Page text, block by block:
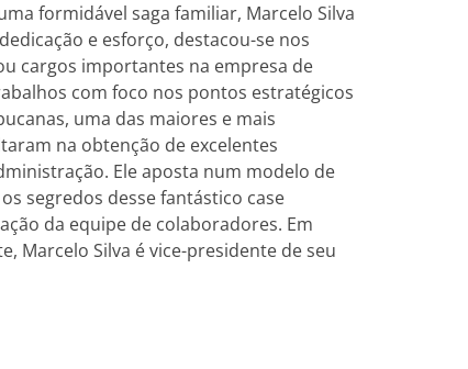
formidável saga familiar, Marcelo Silva
e esforço, destacou-se nos
cargos importantes na empresa de
com foco nos pontos estratégicos
uma das maiores e mais
na obtenção de excelentes
Ele aposta num modelo de
segredos desse fantástico case
da equipe de colaboradores. Em
Marcelo Silva é vice-presidente de seu